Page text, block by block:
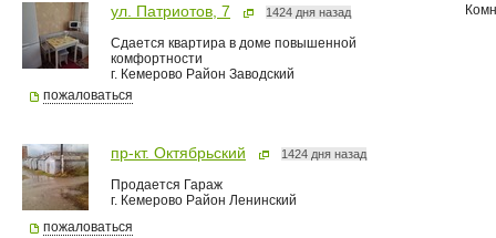
ул. Патриотов, 7 1424 дня назад
Сдается квартира в доме повышенной
комфортности
г. Кемерово Район Заводский
пожаловаться
пр-кт. Октябрьский 1424 дня назад
Продается Гараж
г. Кемерово Район Ленинский
пожаловаться